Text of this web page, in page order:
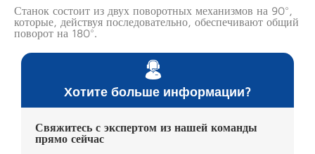
Станок состоит из двух поворотных механизмов на 90°,
которые, действуя последовательно, обеспечивают общий
поворот на 180°.
Хотите больше информации?
Свяжитесь с экспертом из нашей команды
прямо сейчас